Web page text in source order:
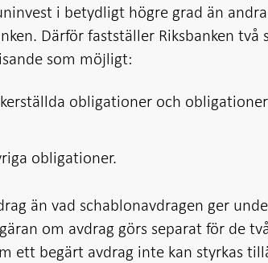
i betydligt högre grad än
Därför fastställer Riksbanken två
som möjligt:
obligationer och
obligationer.
än vad schablonavdragen ger
om avdrag görs separat för de
ett begärt avdrag inte kan styrkas